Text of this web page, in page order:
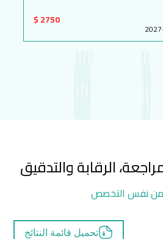
2750 $
الرقابة والتدقيق
من نفس التخصص
تحميل قائمة النتائج